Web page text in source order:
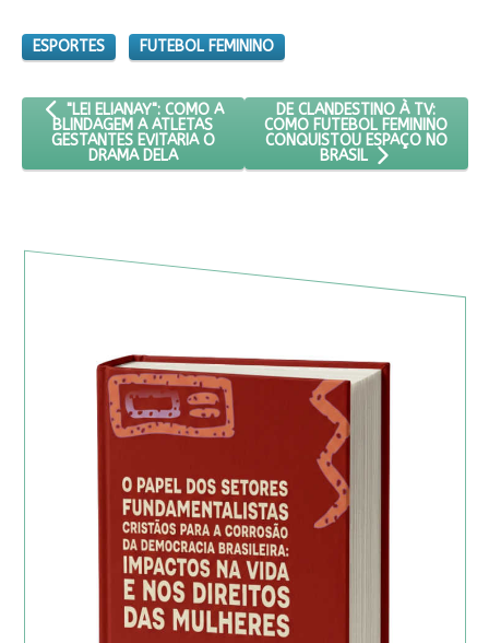
ESPORTES FUTEBOL FEMININO
ARTIGO ANTERIOR: "LEI ELIANAY": COMO A BLINDAGEM A
"LEI ELIANAY": COMO A
BLINDAGEM A ATLETAS
GESTANTES EVITARIA O
DRAMA DELA
PRÓXIMO ARTIGO: DE
DE CLANDESTINO À TV:
COMO FUTEBOL FEMININO
CONQUISTOU ESPAÇO NO
BRASIL